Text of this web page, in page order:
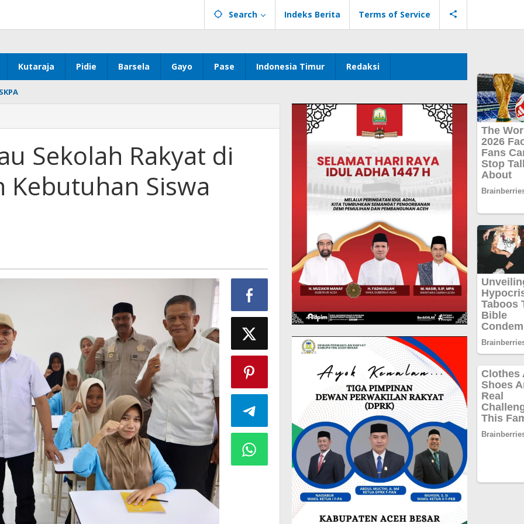
Search Indeks Berita Terms of Service
Kutaraja Pidie Barsela Gayo Pase Indonesia Timur Redaksi
Sekolah Rakyat di
Kebutuhan Siswa